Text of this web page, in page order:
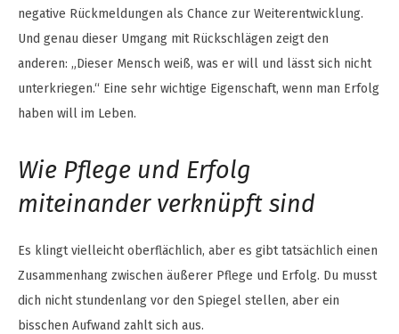
negative Rückmeldungen als Chance zur Weiterentwicklung.
Und genau dieser Umgang mit Rückschlägen zeigt den
anderen: „Dieser Mensch weiß, was er will und lässt sich nicht
unterkriegen.“ Eine sehr wichtige Eigenschaft, wenn man Erfolg
haben will im Leben.
Wie Pflege und Erfolg
miteinander verknüpft sind
Es klingt vielleicht oberflächlich, aber es gibt tatsächlich einen
Zusammenhang zwischen äußerer Pflege und Erfolg. Du musst
dich nicht stundenlang vor den Spiegel stellen, aber ein
bisschen Aufwand zahlt sich aus.